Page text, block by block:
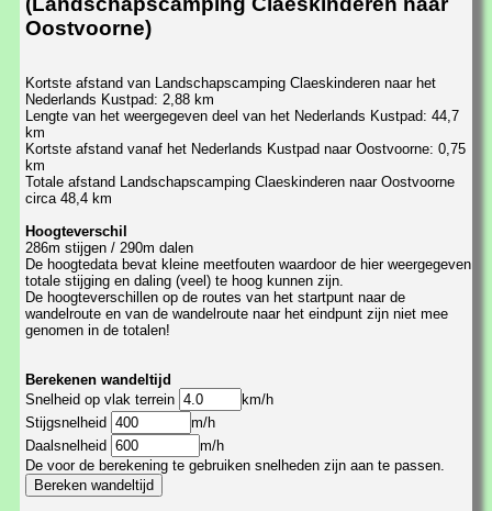
Oostvoorne)
Kortste afstand van Landschapscamping Claeskinderen naar het
Nederlands Kustpad: 2,88 km
Lengte van het weergegeven deel van het Nederlands Kustpad: 44,7
km
Kortste afstand vanaf het Nederlands Kustpad naar Oostvoorne: 0,75
km
Totale afstand Landschapscamping Claeskinderen naar Oostvoorne
circa 48,4 km
Hoogteverschil
286m stijgen / 290m dalen
De hoogtedata bevat kleine meetfouten waardoor de hier weergegeven
totale stijging en daling (veel) te hoog kunnen zijn.
De hoogteverschillen op de routes van het startpunt naar de
wandelroute en van de wandelroute naar het eindpunt zijn niet mee
genomen in de totalen!
Berekenen wandeltijd
Snelheid op vlak terrein
km/h
Stijgsnelheid
m/h
Daalsnelheid
m/h
De voor de berekening te gebruiken snelheden zijn aan te passen.